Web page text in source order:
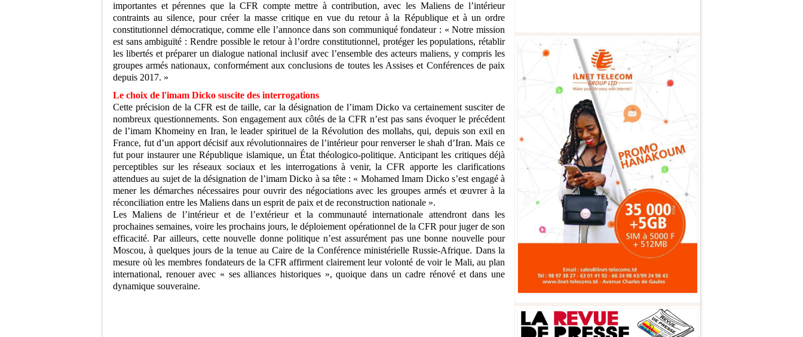
importantes et pérennes que la CFR compte mettre à contribution, avec les Maliens de l’intérieur
contraints au silence, pour créer la masse critique en vue du retour à la République et à un ordre
constitutionnel démocratique, comme elle l’annonce dans son communiqué fondateur : « Notre mission
est sans ambiguïté : Rendre possible le retour à l’ordre constitutionnel, protéger les populations, rétablir
les libertés et préparer un dialogue national inclusif avec l’ensemble des acteurs maliens, y compris les
groupes armés nationaux, conformément aux conclusions de toutes les Assises et Conférences de paix
depuis 2017. »
Le choix de l'imam Dicko suscite des interrogations
Cette précision de la CFR est de taille, car la désignation de l’imam Dicko va certainement susciter de
nombreux questionnements. Son engagement aux côtés de la CFR n’est pas sans évoquer le précédent
de l’imam Khomeiny en Iran, le leader spirituel de la Révolution des mollahs, qui, depuis son exil en
France, fut d’un apport décisif aux révolutionnaires de l’intérieur pour renverser le shah d’Iran. Mais ce
fut pour instaurer une République islamique, un État théologico-politique. Anticipant les critiques déjà
perceptibles sur les réseaux sociaux et les interrogations à venir, la CFR apporte les clarifications
attendues au sujet de la désignation de l’imam Dicko à sa tête : « Mohamed Imam Dicko s’est engagé à
mener les démarches nécessaires pour ouvrir des négociations avec les groupes armés et œuvrer à la
réconciliation entre les Maliens dans un esprit de paix et de reconstruction nationale ».
Les Maliens de l’intérieur et de l’extérieur et la communauté internationale attendront dans les
prochaines semaines, voire les prochains jours, le déploiement opérationnel de la CFR pour juger de son
efficacité. Par ailleurs, cette nouvelle donne politique n’est assurément pas une bonne nouvelle pour
Moscou, à quelques jours de la tenue au Caire de la Conférence ministérielle Russie-Afrique. Dans la
mesure où les membres fondateurs de la CFR affirment clairement leur volonté de voir le Mali, au plan
international, renouer avec « ses alliances historiques », quoique dans un cadre rénové et dans une
dynamique souveraine.